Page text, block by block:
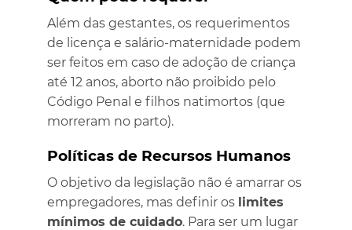
Além das gestantes, os requerimentos
de licença e salário-maternidade podem
ser feitos em caso de adoção de criança
até 12 anos, aborto não proibido pelo
Código Penal e filhos natimortos (que
morreram no parto).
Políticas de Recursos Humanos
O objetivo da legislação não é amarrar os
empregadores, mas definir os limites
mínimos de cuidado. Para ser um lugar